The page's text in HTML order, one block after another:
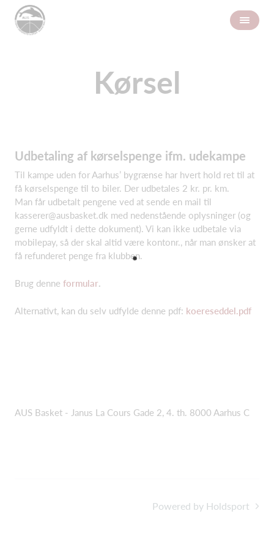
Kørsel
Udbetaling af kørselspenge ifm. udekampe
Til kampe uden for Aarhus’ bygrænse har hvert hold ret til at
få kørselspenge til to biler. Der udbetales 2 kr. pr. km.
Man får udbetalt pengene ved at sende en mail til
kasserer@ausbasket.dk med nedenstående oplysninger (og
gerne udfyldt i dette dokument). Vi kan ikke udbetale via
mobilepay, så der skal altid være kontonr., når man ønsker at
få refunderet penge fra klubben.
Brug denne formular
Alternativt, kan du selv udfylde denne pdf: koereseddel.pdf
AUS Basket - Janus La Cours Gade 2, 4. th. 8000 Aarhus C
Powered by Holdsport